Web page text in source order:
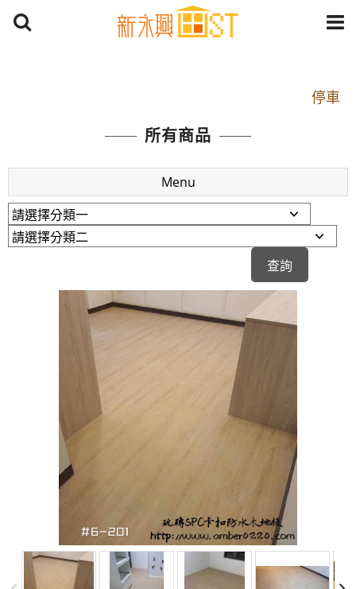
停車
捷運： 中和線【頂溪站 2 號出口】往中山路1段139
原Line已滿 無法加Line好友 請親愛的客戶加入
LINE官方帳號@a0975005573
開車：中山路1段 到永平路路口(樂華夜市口)門口可
停車
捷運： 中和線【頂溪站 2 號出口】往中山路1段139
號約10分鐘
原Line已滿 無法加Line好友 請親愛的客戶加入
LINE官方帳號@a0975005573
所有商品
Menu